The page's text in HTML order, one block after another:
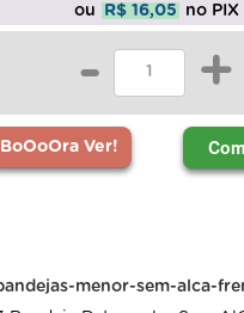
ou R$ 16,05 no PIX
- +
BoOoOra Ver!